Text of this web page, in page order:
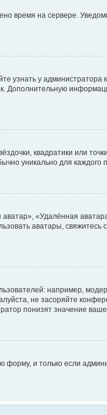
время на сервере.
узнать у
Дополнительную
квадратики или
уникально для каждого
«Удалённая
аватары, свяжитесь
например,
не засоряйте
понизят значение
форму, и только если